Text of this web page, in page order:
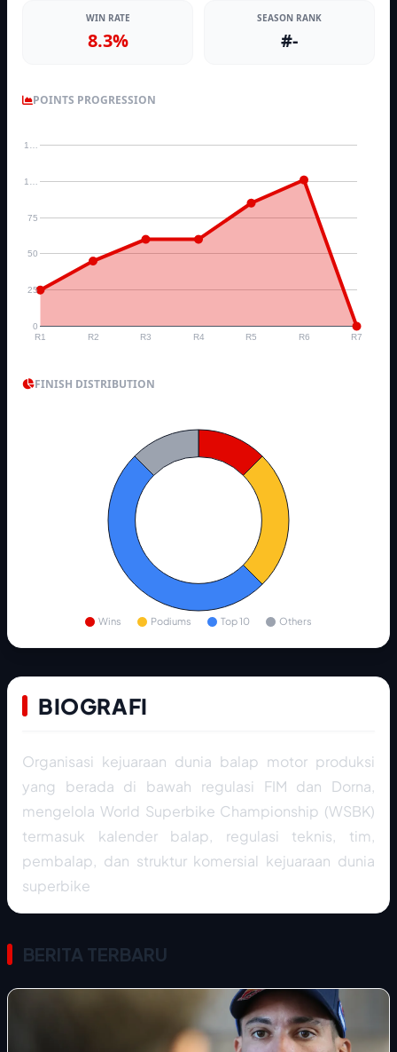
WIN RATE
8.3%
SEASON RANK
#-
POINTS PROGRESSION
R1 R2 R3 R4 R5 R6 R7
0
25
50
75
1…
1…
FINISH DISTRIBUTION
Wins Podiums Top 10 Others
BIOGRAFI
Organisasi kejuaraan dunia balap motor produksi
yang berada di bawah regulasi FIM dan Dorna,
mengelola World Superbike Championship (WSBK)
termasuk kalender balap, regulasi teknis, tim,
pembalap, dan struktur komersial kejuaraan dunia
superbike
BERITA TERBARU